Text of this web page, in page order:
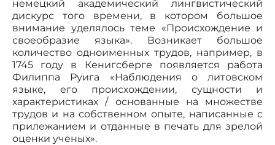
немецкий академический лингвистический
дискурс того времени, в котором большое
внимание уделялось теме «Происхождение и
своеобразие языка». Возникает большое
количество одноименных трудов, например, в
1745 году в Кенигсберге появляется работа
Филиппа Руига «Наблюдения о литовском
языке, его происхождении, сущности и
характеристиках / основанные на множестве
трудов и на собственном опыте, написанные с
прилежанием и отданные в печать для зрелой
оценки ученых».